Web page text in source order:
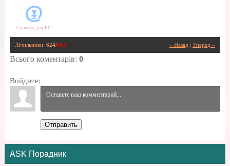
Скачати для PC
« Назад Уперед »
Лічильники: 624/413
Всього коментарів: 0
Войдите:
Отправить
ASK Порадник